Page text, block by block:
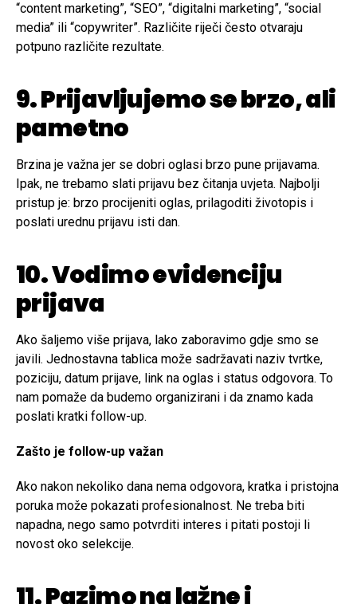
“content marketing”, “SEO”, “digitalni marketing”, “social
media” ili “copywriter”. Različite riječi često otvaraju
potpuno različite rezultate.
9. Prijavljujemo se brzo, ali
pametno
Brzina je važna jer se dobri oglasi brzo pune prijavama.
Ipak, ne trebamo slati prijavu bez čitanja uvjeta. Najbolji
pristup je: brzo procijeniti oglas, prilagoditi životopis i
poslati urednu prijavu isti dan.
10. Vodimo evidenciju
prijava
Ako šaljemo više prijava, lako zaboravimo gdje smo se
javili. Jednostavna tablica može sadržavati naziv tvrtke,
poziciju, datum prijave, link na oglas i status odgovora. To
nam pomaže da budemo organizirani i da znamo kada
poslati kratki follow-up.
Zašto je follow-up važan
Ako nakon nekoliko dana nema odgovora, kratka i pristojna
poruka može pokazati profesionalnost. Ne treba biti
napadna, nego samo potvrditi interes i pitati postoji li
novost oko selekcije.
11. Pazimo na lažne i